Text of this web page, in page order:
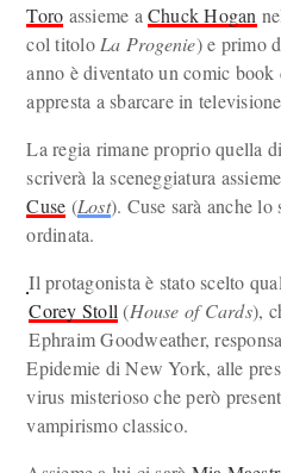
Toro assieme aChuck Hogan
col titolo La Progenie) e primo
anno è diventato un comic
appresta a sbarcare in
La regia rimane proprio quella
scriverà la sceneggiatura
Cuse (Lost). Cuse sarà anche lo
ordinata.
Il protagonista è stato scelto
Corey Stoll (House of Cards),
Ephraim Goodweather,
Epidemie di New York, alle
virus misterioso che però
vampirismo classico.